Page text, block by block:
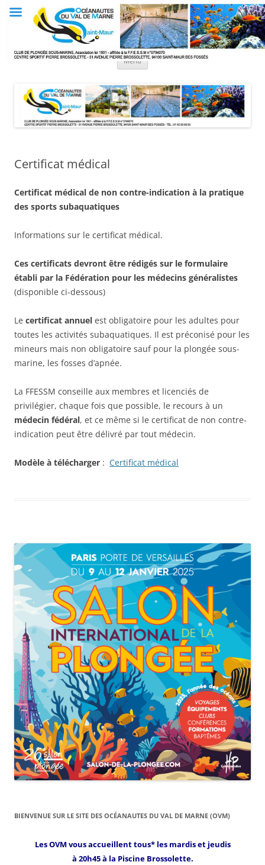
Club OVM
Les Océanautes du Val de Marne
Menu
Certificat médical
Certificat médical de non contre-indication à la pratique
des sports subaquatiques
Informations sur le certificat médical.
Ces certificats devront être rédigés sur le formulaire
établi par la Fédération pour les médecins généralistes
(disponible ci-dessous)
Le certificat annuel est obligatoire pour les adultes pour
toutes les activités subaquatiques. Il est préconisé pour les
mineurs mais non obligatoire sauf pour la plongée sous-
marine, les fosses d’apnée.
La FFESSM conseille aux membres et licenciés de
privilégier, chaque fois que possible, le recours à un
médecin fédéral, et ce même si le certificat de non contre-
indication peut être délivré par tout médecin.
Modèle à télécharger : Certificat médical
BIENVENUE SUR LE SITE DES OCÉANAUTES DU VAL DE MARNE (OVM)
Les OVM vous accueillent tous* les mardis et jeudis
à 20h45 à la Piscine Brossolette.